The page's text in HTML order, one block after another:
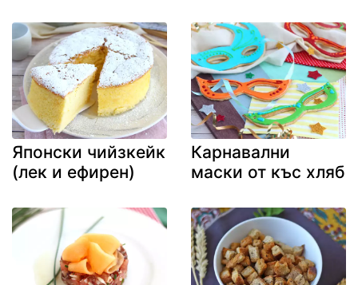
Японски чийзкейк
(лек и ефирен)
Карнавални
маски от къс хляб